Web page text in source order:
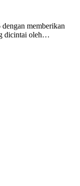
memberikan
dicintai oleh…